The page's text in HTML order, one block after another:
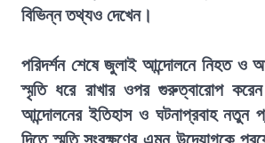
বিভিন্ন তথ্যও দেখেন।
পরিদর্শন শেষে জুলাই আন্দোলনে নিহত ও
স্মৃতি ধরে রাখার ওপর গুরুত্বারোপ
আন্দোলনের ইতিহাস ও ঘটনাপ্রবাহ নতুন